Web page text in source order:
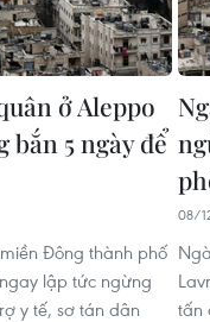
ở Aleppo
bắn 5 ngày để
Đông thành phố
lập tức ngừng
y tế, sơ tán dân
08/
tấn